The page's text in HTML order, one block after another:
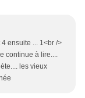
ensuite ... 1<br />
continue à lire....
les vieux